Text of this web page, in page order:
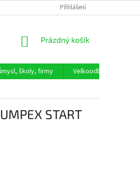
LEVNĚJŠÍ NÁKUP BEZ OBALU
Přihlášení
NÁKUPNÍ
Prázdný košík
školy, firmy
Velkoodběratel
START